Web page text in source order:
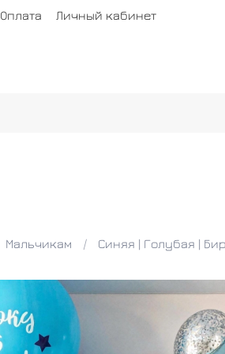
Оплата Личный кабинет
Мальчикам Синяя | Голубая |